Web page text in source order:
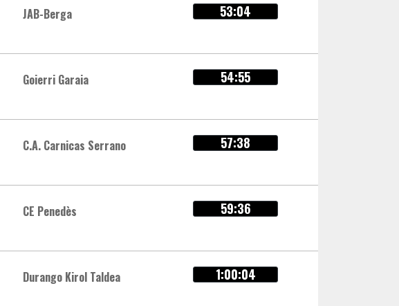
JAB-Berga 53:04
Goierri Garaia 54:55
C.A. Carnicas Serrano 57:38
CE Penedès 59:36
Durango Kirol Taldea 1:00:04